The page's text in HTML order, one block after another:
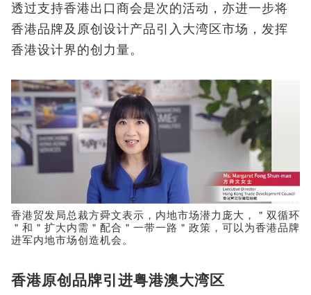
透过支持香港出口商会是次的活动，亦进一步将
香港品牌及原创设计产品引入大湾区市场，发挥
香港设计界的创力量。
香港贸发局总裁方舜文表示，内地市场潜力庞大，＂双循环
＂和＂扩大内需＂配合＂一带一路＂政策，可以为香港品牌
进军内地市场创造机会。
香港原创品牌引进粤港澳大湾区